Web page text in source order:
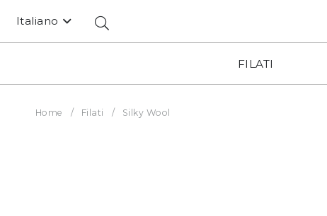
Italiano
FILATI
Home / Filati / Silky Wool